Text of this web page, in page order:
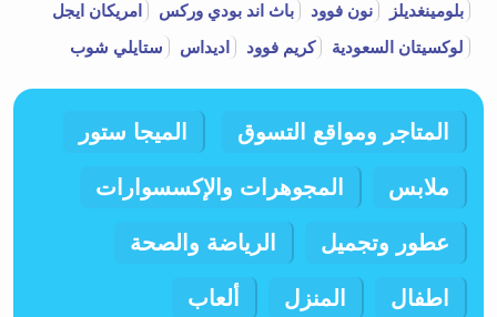
بلومينغديلز
نون فوود باث اند بودي وركس
امريكان ايجل
لوكسيتان السعودية
كريم فوود اديداس ستايلي شوب
المتاجر ومواقع التسوق الميجا ستور
ملابس المجوهرات والإكسسوارات
عطور وتجميل الرياضة والصحة
اطفال المنزل ألعاب